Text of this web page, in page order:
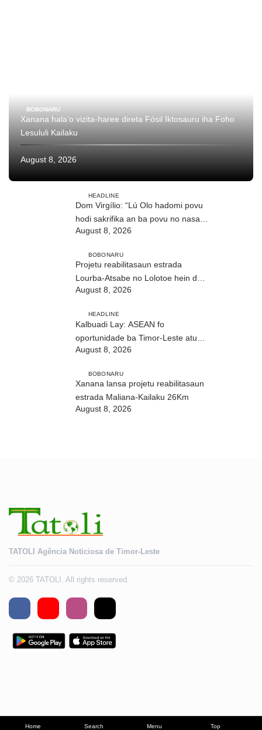
Home Search Menu Top
BOBONARU
Xanana hala’o vizita-haree direta Fósil Iktosauru iha Foho
Lesululi Kailaku
August 8, 2026
HEADLINE
Dom Virgílio: “Lú Olo hadomi povu
hodi sakrifika an ba povu no nasaun
ho fuan”
August 8, 2026
BOBONARU
Projetu reabilitasaun estrada
Lourba-Atsabe no Lolotoe hein de’it
vistu tribunál
August 8, 2026
HEADLINE
Kalbuadi Lay: ASEAN fo
oportunidade ba Timor-Leste atu
aselera transformasaun ekonómika
August 8, 2026
BOBONARU
Xanana lansa projetu reabilitasaun
estrada Maliana-Kailaku 26Km
August 8, 2026
TATOLI Agência Noticiosa de Timor-Leste
© 2026 TATOLI. All rights reserved.